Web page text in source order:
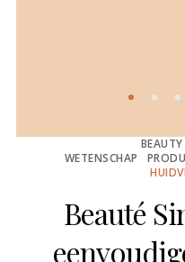
WETENSCHAP
Beauté